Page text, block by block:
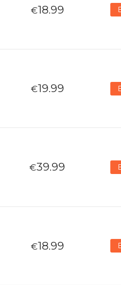
€18.99
€19.99
€39.99
€18.99